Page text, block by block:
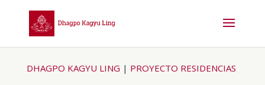
DHAGPO KAGYU LING | PROYECTO RESIDENCIAS